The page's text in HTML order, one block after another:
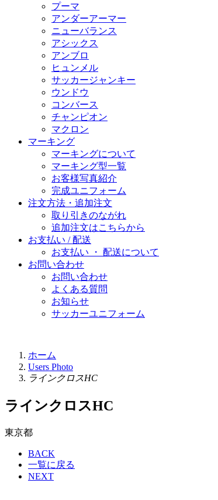
プーマ
アンダーアーマー
ニューバランス
アシックス
アンブロ
ヒュンメル
サッカージャンキー
ウンドウ
コンバース
チャンピオン
マクロン
マーキング
マーキングについて
マーキング型一覧
お客様写真紹介
完成ユニフォーム
注文方法・追加注文
取り引きのながれ
追加注文はこちらから
お支払い / 配送
お支払い ・ 配送について
お問い合わせ
お問い合わせ
よくある質問
お知らせ
サッカーユニフォーム
ホーム
Users Photo
ラインクロスHC
ラインクロスHC
東京都
BACK
一覧に戻る
NEXT